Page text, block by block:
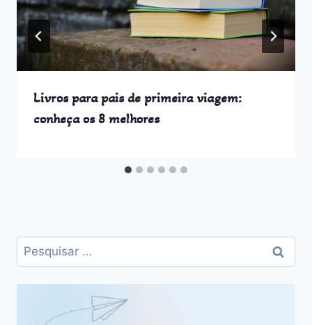
Livros para pais de primeira viagem:
conheça os 8 melhores
Pesquisar
por: